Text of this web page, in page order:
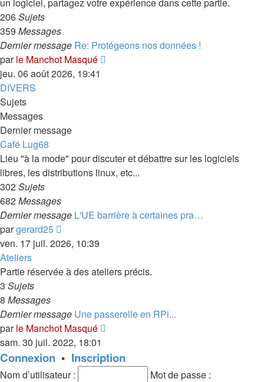
206Sujets
359 Messages
Dernier message Re: Protégeons nos données !
parle Manchot Masqué
jeu. 06 août 2026, 19:41
DIVERS
Sujets
Messages
Dernier message
Café Lug68
Lieu "à la mode" pour discuter et débattre sur les logiciels
libres, les distributions linux, etc...
302Sujets
682Messages
Dernier message L'UE barrière à certaines pra…
pargerard25
le
message
ven. 17 juil. 2026, 10:39
Ateliers
Partie réservée à des ateliers précis.
3 Sujets
8 Messages
Dernier message Une passerelle en RPi...
parle Manchot Masqué
dernier
message
sam. 30 juil. 2022, 18:01
Connexion • Inscription
Nom d’utilisateur :
Mot de passe :